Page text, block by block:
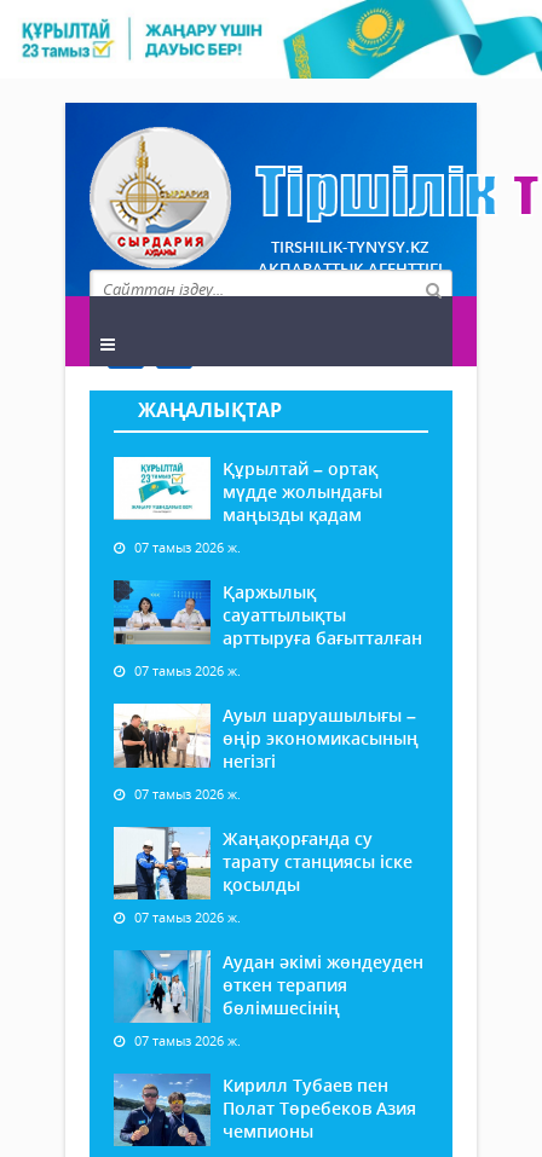
TIRSHILIK-TYNYSY.KZ
АҚПАРАТТЫҚ АГЕНТТІГІ
ЖАҢАЛЫҚТАР
Құрылтай – ортақ
мүдде жолындағы
маңызды қадам
07 тамыз 2026 ж.
Қаржылық
сауаттылықты
арттыруға бағытталған
07 тамыз 2026 ж.
Ауыл шаруашылығы –
өңір экономикасының
негізгі
07 тамыз 2026 ж.
Жаңақорғанда су
тарату станциясы іске
қосылды
07 тамыз 2026 ж.
Аудан әкімі жөндеуден
өткен терапия
бөлімшесінің
07 тамыз 2026 ж.
Кирилл Тубаев пен
Полат Төребеков Азия
чемпионы